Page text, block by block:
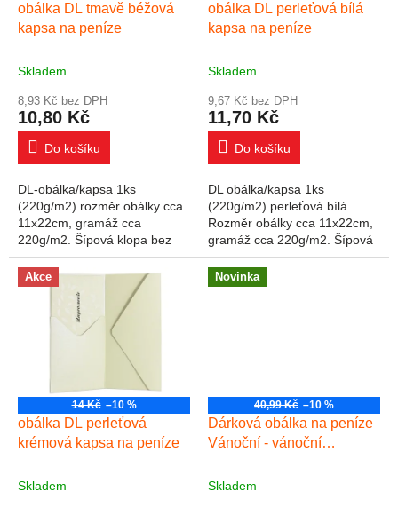
obálka DL tmavě béžová
kapsa na peníze
Skladem
8,93 Kč bez DPH
10,80 Kč
Do košíku
DL-obálka/kapsa 1ks
(220g/m2) rozměr obálky cca
11x22cm, gramáž cca
220g/m2. Šípová klopa bez
lepidla, pouze k zasunutí do
výřezu v obálce. Místo
klasické obálky speciální...
obálka DL perleťová bílá
kapsa na peníze
Skladem
9,67 Kč bez DPH
11,70 Kč
Do košíku
DL obálka/kapsa 1ks
(220g/m2) perleťová bílá
Rozměr obálky cca 11x22cm,
gramáž cca 220g/m2. Šípová
klopa bez lepidla, pouze k
zasunutí do výřezu v obálce.
Místo klasické obálky...
Akce
14 Kč –10 %
obálka DL perleťová
krémová kapsa na peníze
Skladem
Novinka
40,99 Kč –10 %
Dárková obálka na peníze
Vánoční - vánoční
Skladem